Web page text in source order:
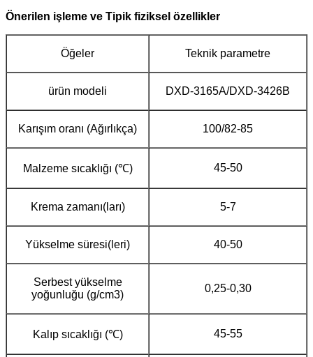
Önerilen işleme ve Tipik fiziksel özellikler
Öğeler Teknik parametre
ürün modeli DXD-3165A/DXD-3426B
Karışım oranı (Ağırlıkça) 100/82-85
Malzeme sıcaklığı (℃) 45-50
Krema zamanı(ları) 5-7
Yükselme süresi(leri) 40-50
Serbest yükselme
yoğunluğu (g/cm3)
0,25-0,30
Kalıp sıcaklığı (℃) 45-55